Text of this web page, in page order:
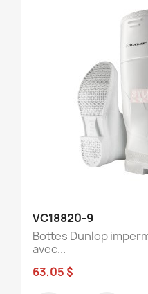
VC18820-9
Bottes Dunlop
avec...
63,05 $